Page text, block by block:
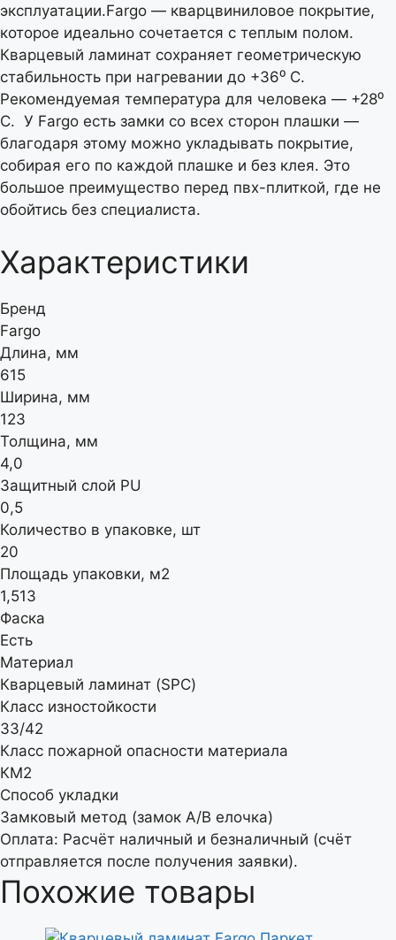
эксплуатации.Fargo — кварцвиниловое покрытие,
которое идеально сочетается с теплым полом.
Кварцевый ламинат сохраняет геометрическую
стабильность при нагревании до +36⁰ С.
Рекомендуемая температура для человека — +28⁰
С. У Fargo есть замки со всех сторон плашки —
благодаря этому можно укладывать покрытие,
собирая его по каждой плашке и без клея. Это
большое преимущество перед пвх-плиткой, где не
обойтись без специалиста.
Характеристики
Бренд
Fargo
Длина, мм
615
Ширина, мм
123
Толщина, мм
4,0
Защитный слой PU
0,5
Количество в упаковке, шт
20
Площадь упаковки, м2
1,513
Фаска
Есть
Материал
Кварцевый ламинат (SPC)
Класс изностойкости
33/42
Класс пожарной опасности материала
КМ2
Способ укладки
Замковый метод (замок A/B елочка)
Оплата: Расчёт наличный и безналичный (счёт
отправляется после получения заявки).
Похожие товары